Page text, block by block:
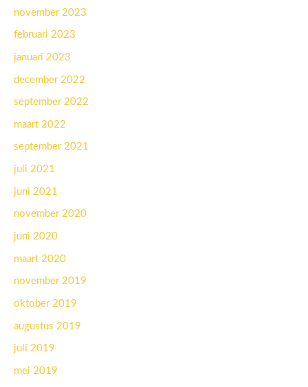
november 2023
februari 2023
januari 2023
december 2022
september 2022
maart 2022
september 2021
juli 2021
juni 2021
november 2020
juni 2020
maart 2020
november 2019
oktober 2019
augustus 2019
juli 2019
mei 2019